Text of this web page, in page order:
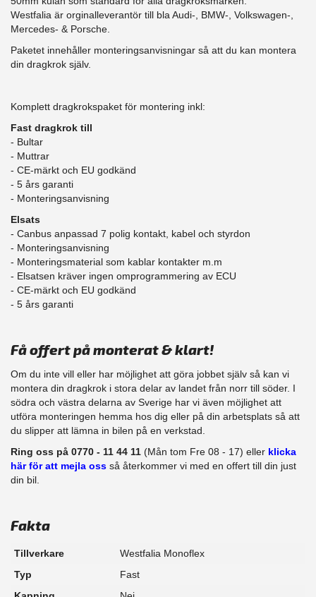
Westfalia är orginalleverantör till bla Audi-, BMW-, Volkswagen-,
Mercedes- & Porsche.
Paketet innehåller monteringsanvisningar så att du kan montera
din dragkrok själv.
Komplett dragkrokspaket för montering inkl:
Fast dragkrok till
- Bultar
- Muttrar
- CE-märkt och EU godkänd
​- 5 års garanti
- Monteringsanvisning
Elsats
- Canbus anpassad 7 polig kontakt, kabel och styrdon
- Monteringsanvisning
- Monteringsmaterial som kablar kontakter m.m
- Elsatsen kräver ingen omprogrammering av ECU
- CE-märkt och EU godkänd
​- 5 års garanti
Få offert på monterat & klart!
Om du inte vill eller har möjlighet att göra jobbet själv så kan vi
montera din dragkrok i stora delar av landet från norr till söder. I
södra och västra delarna av Sverige har vi även möjlighet att
​utföra monteringen hemma hos dig eller på din arbetsplats så att
du slipper att lämna in bilen på en verkstad.
Ring oss på 0770 - 11 44 11 (Mån tom Fre 08 - 17) eller klicka
här för att mejla oss så återkommer vi med en offert till din just
din bil.
Fakta
Tillverkare
Westfalia Monoflex
Typ
Fast